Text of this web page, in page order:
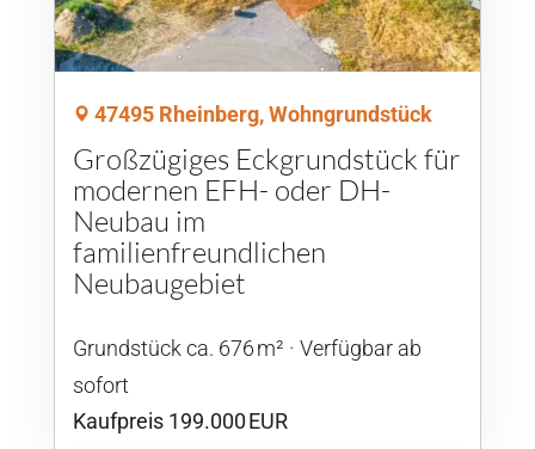
47495 Rheinberg, Wohngrundstück
Großzügiges Eckgrundstück für
modernen EFH- oder DH-
Neubau im
familienfreundlichen
Neubaugebiet
Grund­stück ca. 676 m²
Verfügbar ab
sofort
Kaufpreis 199.000 EUR